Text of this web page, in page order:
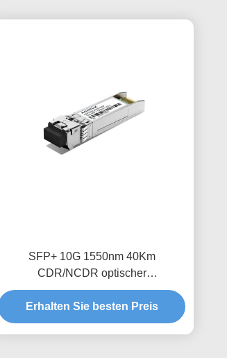
SFP+ 10G 1550nm 40Km
CDR/NCDR optischer
Empfängermodul
Erhalten Sie besten Preis